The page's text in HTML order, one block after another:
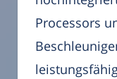
Processors